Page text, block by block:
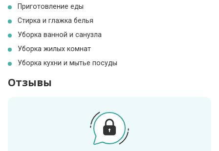
Приготовление еды
Стирка и глажка белья
Уборка ванной и санузла
Уборка жилых комнат
Уборка кухни и мытье посуды
Отзывы